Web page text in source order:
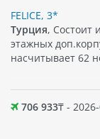
FELICE, 3*
Турция, Состоит
этажных
насчитывает 62
706 933₸ -